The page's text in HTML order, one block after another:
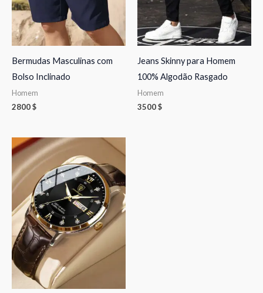
Bermudas Masculinas com
Bolso Inclinado
Homem
2800$
Jeans Skinny para Homem
100% Algodão Rasgado
Homem
3500$